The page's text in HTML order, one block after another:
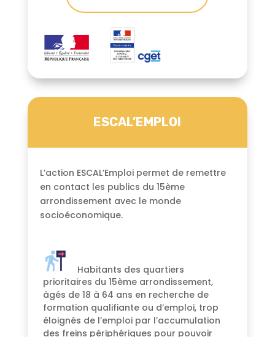
ESCAL’EMPLOI
L’action ESCAL’Emploi permet de remettre
en contact les publics du 15ème
arrondissement avec le monde
socioéconomique.
Habitants des quartiers
prioritaires du 15ème arrondissement,
âgés de 18 à 64 ans en recherche de
formation qualifiante ou d’emploi, trop
éloignés de l’emploi par l’accumulation
des freins périphériques pour pouvoir